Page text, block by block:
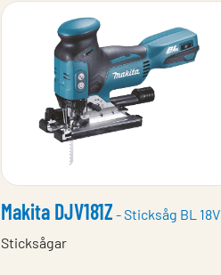
Makita DJV181Z - Sticksåg BL 18V
Sticksågar